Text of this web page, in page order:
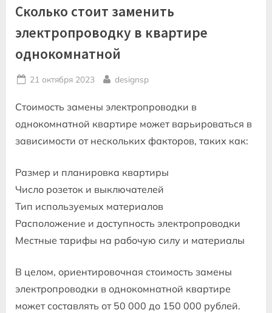
Сколько стоит заменить
электропроводку в квартире
однокомнатной
Posted
21 октября 2023 By
designsp
Стоимость замены электропроводки в
однокомнатной квартире может варьироваться в
зависимости от нескольких факторов, таких как:
Размер и планировка квартиры
Число розеток и выключателей
Тип используемых материалов
Расположение и доступность электропроводки
Местные тарифы на рабочую силу и материалы
В целом, ориентировочная стоимость замены
электропроводки в однокомнатной квартире
может составлять от 50 000 до 150 000 рублей.